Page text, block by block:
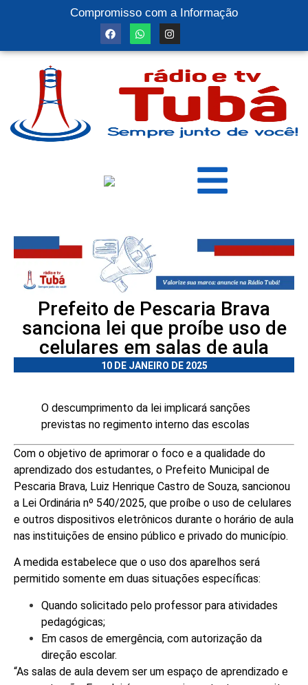
Compromisso com a Informação
Prefeito de Pescaria Brava
sanciona lei que proíbe uso de
celulares em salas de aula
10 DE JANEIRO DE 2025
O descumprimento da lei implicará sanções
previstas no regimento interno das escolas
Com o objetivo de aprimorar o foco e a qualidade do
aprendizado dos estudantes, o Prefeito Municipal de
Pescaria Brava, Luiz Henrique Castro de Souza, sancionou
a Lei Ordinária nº 540/2025, que proíbe o uso de celulares
e outros dispositivos eletrônicos durante o horário de aula
nas instituições de ensino público e privado do município.
A medida estabelece que o uso dos aparelhos será
permitido somente em duas situações específicas:
Quando solicitado pelo professor para atividades
pedagógicas;
Em casos de emergência, com autorização da
direção escolar.
“As salas de aula devem ser um espaço de aprendizado e